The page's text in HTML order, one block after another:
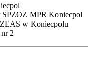
MPR Koniecpol
w Koniecpolu
2